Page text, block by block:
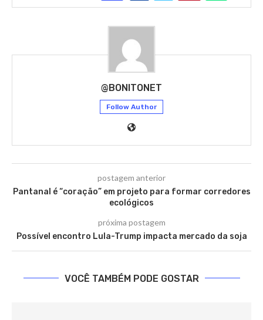
@BONITONET
Follow Author
postagem anterior
Pantanal é “coração” em projeto para formar corredores
ecológicos
próxima postagem
Possível encontro Lula-Trump impacta mercado da soja
VOCÊ TAMBÉM PODE GOSTAR